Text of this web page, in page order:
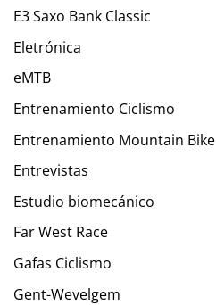
E3 Saxo Bank Classic
Eletrónica
eMTB
Entrenamiento Ciclismo
Entrenamiento Mountain Bike
Entrevistas
Estudio biomecánico
Far West Race
Gafas Ciclismo
Gent-Wevelgem